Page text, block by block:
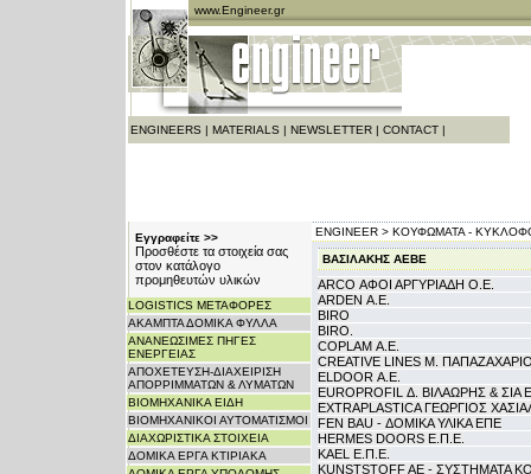
www.Engineer.gr
ENGINEERS | MATERIALS | NEWSLETTER| CONTACT|
Εγγραφείτε >>
Προσθέστε τα στοιχεία σας
στον κατάλογο
προμηθευτών υλικών
LOGISTICS ΜΕΤΑΦΟΡΕΣ
ΑΚΑΜΠΤΑ ΔΟΜΙΚΑ ΦΥΛΛΑ
ΑΝΑΝΕΩΣΙΜΕΣ ΠΗΓΕΣ
ΕΝΕΡΓΕΙΑΣ
ΑΠΟΧΕΤΕΥΣΗ-ΔΙΑΧΕΙΡΙΣΗ
ΑΠΟΡΡΙΜΜΑΤΩΝ & ΛΥΜΑΤΩΝ
ΒΙΟΜΗΧΑΝΙΚΑ ΕΙΔΗ
ΒΙΟΜΗΧΑΝΙΚΟΙ ΑΥΤΟΜΑΤΙΣΜΟΙ
ΔΙΑΧΩΡΙΣΤΙΚΑ ΣΤΟΙΧΕΙΑ
ΔΟΜΙΚΑ ΕΡΓΑ ΚΤΙΡΙΑΚΑ
ENGINEER > ΚΟΥΦΩΜΑΤΑ -
ΒΑΣΙΛΑΚΗΣ ΑΕΒΕ
ARCO ΑΦΟΙ ΑΡΓΥΡΙΑΔΗ Ο.Ε.
ARDEN Α.Ε.
BIRO
BIRO.
COPLAM Α.Ε.
CREATIVE LINES Μ.
ELDOOR Α.Ε.
EUROPROFIL Δ. ΒΙΛΑΩΡΗΣ & ΣΙΑ
EXTRAPLASTICA ΓΕΩΡΓΙΟΣ
FEN BAU - ΔΟΜΙΚΑ ΥΛΙΚΑ ΕΠΕ
HERMES DOORS Ε.Π.Ε.
KAEL Ε.Π.Ε.
KUNSTSTOFF AE - ΣΥΣΤΗΜΑΤΑ